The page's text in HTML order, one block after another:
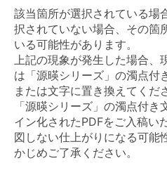
該当箇所が選択されている場
択されていない場合、その箇
いる可能性があります。
上記の現象が発生した場合
は「源暎シリーズ」の濁点付
または文字に置き換えてくだ
「源暎シリーズ」の濁点付
イン化されたPDFをご入稿い
図しない仕上がりになる可能
かじめご了承ください。